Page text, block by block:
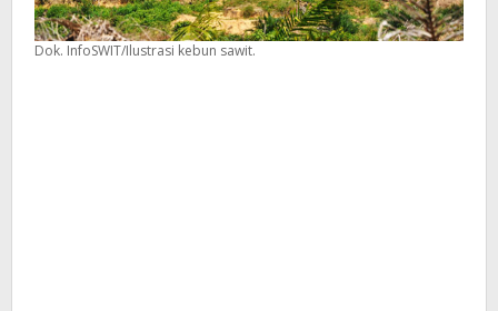
Dok. InfoSWIT/Ilustrasi kebun sawit.